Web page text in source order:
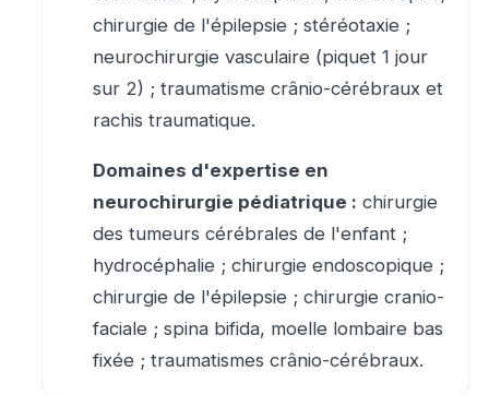
chirurgie de l'épilepsie ; stéréotaxie ;
neurochirurgie vasculaire (piquet 1 jour
sur 2) ; traumatisme crânio-cérébraux et
rachis traumatique.
Domaines d'expertise en
neurochirurgie pédiatrique : chirurgie
des tumeurs cérébrales de l'enfant ;
hydrocéphalie ; chirurgie endoscopique ;
chirurgie de l'épilepsie ; chirurgie cranio-
faciale ; spina bifida, moelle lombaire bas
fixée ; traumatismes crânio-cérébraux.